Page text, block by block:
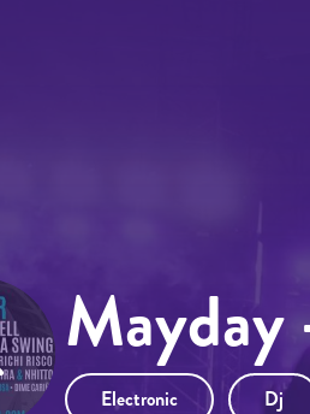
Mayday
Electronic Dj